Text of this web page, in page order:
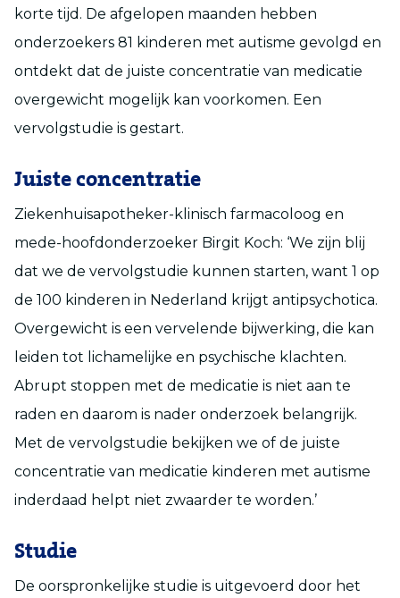
korte tijd. De afgelopen maanden hebben
onderzoekers 81 kinderen met autisme gevolgd en
ontdekt dat de juiste concentratie van medicatie
overgewicht mogelijk kan voorkomen. Een
vervolgstudie is gestart.
Juiste concentratie
Ziekenhuisapotheker-klinisch farmacoloog en
mede-hoofdonderzoeker Birgit Koch: ‘We zijn blij
dat we de vervolgstudie kunnen starten, want 1 op
de 100 kinderen in Nederland krijgt antipsychotica.
Overgewicht is een vervelende bijwerking, die kan
leiden tot lichamelijke en psychische klachten.
Abrupt stoppen met de medicatie is niet aan te
raden en daarom is nader onderzoek belangrijk.
Met de vervolgstudie bekijken we of de juiste
concentratie van medicatie kinderen met autisme
inderdaad helpt niet zwaarder te worden.’
Studie
De oorspronkelijke studie is uitgevoerd door het